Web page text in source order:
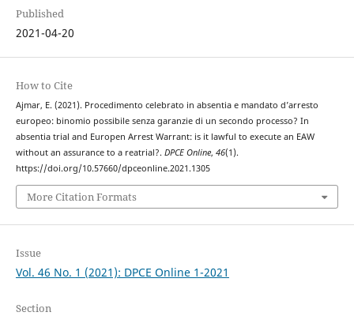
Published
2021-04-20
How to Cite
Ajmar, E. (2021). Procedimento celebrato in absentia e mandato d’arresto
europeo: binomio possibile senza garanzie di un secondo processo? In
absentia trial and Europen Arrest Warrant: is it lawful to execute an EAW
without an assurance to a reatrial?. DPCE Online, 46(1).
https://doi.org/10.57660/dpceonline.2021.1305
More Citation Formats
Issue
Vol. 46 No. 1 (2021): DPCE Online 1-2021
Section